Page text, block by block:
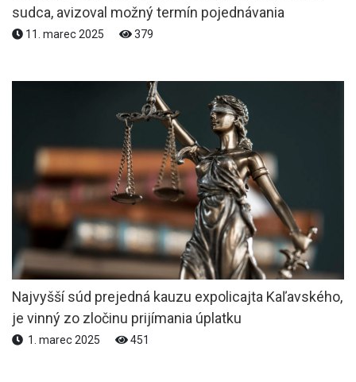
sudca, avizoval možný termín pojednávania
11. marec 2025 379
Najvyšší súd prejedná kauzu expolicajta Kaľavského,
je vinný zo zločinu prijímania úplatku
1. marec 2025 451